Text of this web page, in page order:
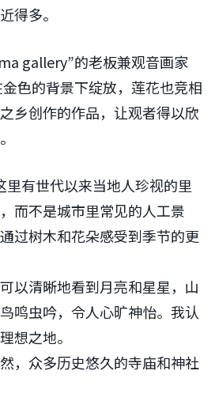
得多。
gallery”的老板兼观音画家
色的背景下绽放，莲花也竞相
乡创作的作品，让观者得以欣
里有世代以来当地人珍视的里
而不是城市里常见的人工景
过树木和花朵感受到季节的更
以清晰地看到月亮和星星，山
鸣虫吟，令人心旷神怡。我认
想之地。
，众多历史悠久的寺庙和神社